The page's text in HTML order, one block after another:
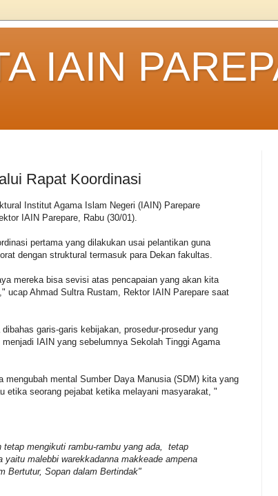
IAIN
Rapat Koordinasi
Institut Agama Islam Negeri (IAIN) Parepare
IAIN Parepare, Rabu (30/01).
pertama yang dilakukan usai pelantikan guna
dengan struktural termasuk para Dekan fakultas.
mereka bisa sevisi atas pencapaian yang akan kita
ucap Ahmad Sultra Rustam, Rektor IAIN Parepare saat
garis-garis kebijakan, prosedur-prosedur yang
IAIN yang sebelumnya Sekolah Tinggi Agama
mengubah mental Sumber Daya Manusia (SDM) kita yang
etika seorang pejabat ketika melayani masyarakat, "
tetap mengikuti rambu-rambu yang ada, tetap
yaitu malebbi warekkadanna makkeade ampena
Bertutur, Sopan dalam Bertindak"